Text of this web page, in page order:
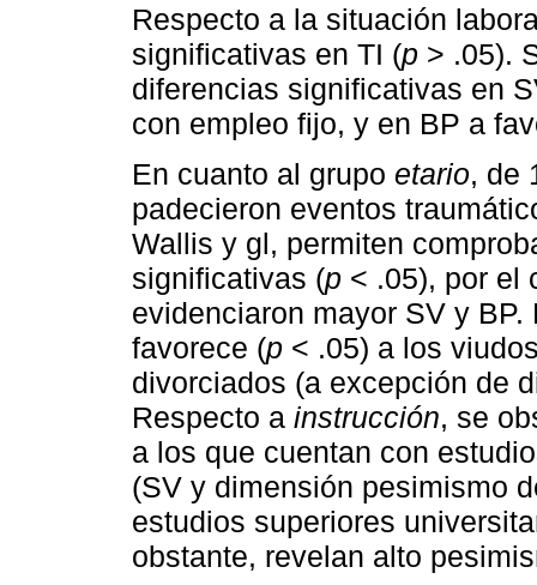
Respecto a la situación
significativas en TI (p > .05).
diferencias significativas en
con empleo fijo, y en BP a
En cuanto al grupo etario, de
padecieron eventos
Wallis y gl, permiten
significativas (p < .05), por el
evidenciaron mayor SV y
favorece (p < .05) a los
divorciados (a excepción de
Respecto a instrucción, se
a los que cuentan con
(SV y dimensión pesimismo
estudios superiores
obstante, revelan alto